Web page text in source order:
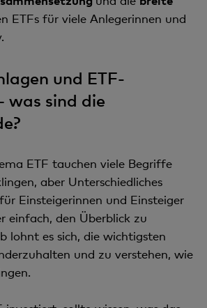
ETFs für viele Anlegerinnen und
und ETF-
was sind die
ETF tauchen viele Begriffe
aber Unterschiedliches
Einsteigerinnen und Einsteiger
einfach, den Überblick zu
lohnt es sich, die wichtigsten
und zu verstehen, wie